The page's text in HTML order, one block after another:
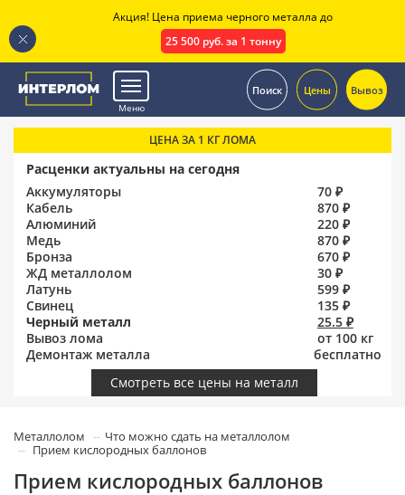
Меню
Поиск Цены Вывоз
ЦЕНА ЗА 1 КГ ЛОМА
Расценки актуальны на сегодня
Аккумуляторы
70 ₽
Кабель
870 ₽
Алюминий
220 ₽
Медь
870 ₽
Бронза
670 ₽
ЖД металлолом
30 ₽
Латунь
599 ₽
Свинец
135 ₽
Черный металл
25.5 ₽
Вывоз лома
от 100 кг
Демонтаж металла
бесплатно
Смотреть все цены на металл
Металлолом
Что можно сдать на металлолом
Прием кислородных баллонов
Прием кислородных баллонов
Акция! Цена приема черного металла до
25 500 руб. за 1 тонну
.